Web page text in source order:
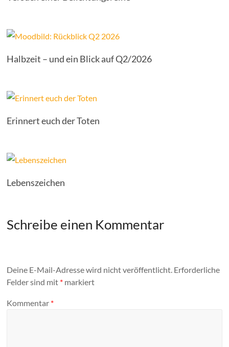
Halbzeit – und ein Blick auf Q2/2026
Erinnert euch der Toten
Lebenszeichen
Schreibe einen Kommentar
Deine E-Mail-Adresse wird nicht veröffentlicht. Erforderliche
Felder sind mit * markiert
Kommentar *